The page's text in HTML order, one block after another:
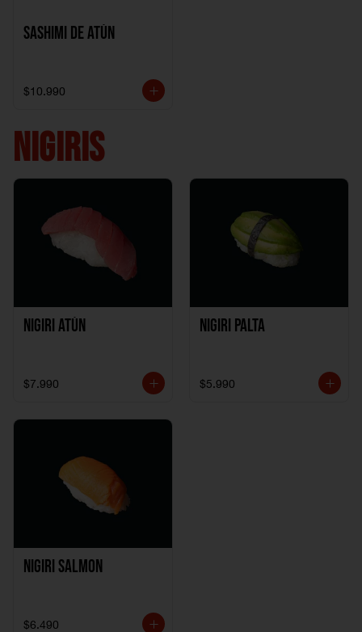
Sashimi de Atún
$10.990
NIGIRIS
Nigiri Atún
$7.990
Nigiri Palta
$5.990
Nigiri Salmon
$6.490